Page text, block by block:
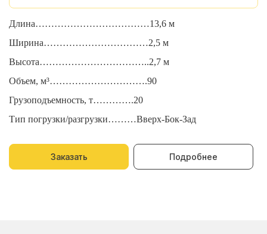
Длина………………………………13,6 м
Ширина……………………………2,5 м
Высота……………………………..2,7 м
Объем, м³………………………….90
Грузоподъемность, т………….20
Тип погрузки/разгрузки………Вверх-Бок-Зад
Заказать Подробнее